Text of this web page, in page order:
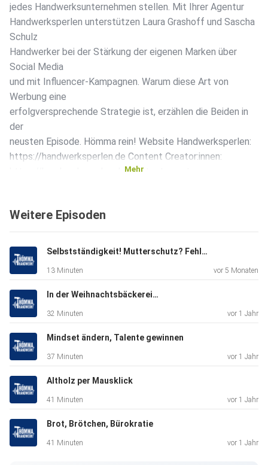
jedes Handwerksunternehmen stellen. Mit Ihrer Agentur
Handwerksperlen unterstützen Laura Grashoff und Sascha
Schulz
Handwerker bei der Stärkung der eigenen Marken über
Social Media
und mit Influencer-Kampagnen. Warum diese Art von
Werbung eine
erfolgversprechende Strategie ist, erzählen die Beiden in
der
neusten Episode. Hömma rein! Website Handwerksperlen:
https://handwerksperlen.de Content Creator:innen:
https://handwerksperlen.de/content-creator
https://www.instagram.com/handwerksperlen Linkedin
https://www.linkedin.com/company/handwerksperlen
Unsere Homepage: https://www.hwk-do.de Infos zu
Marketing &
Vertrieb: https://www.hwk-do.de/marketing-vertrieb/
Unser
https://www.instagram.com/hwkdortmund Unsere
weiteren Kanäle: https://www.hwk-do.de/digital
Mehr
Weitere Episoden
Selbstständigkeit! Mutterschutz? Fehlanzeige! NRW-Wirtschaftsministerin will gesetzliche Lücke schließen
13 Minuten vor 5 Monaten
In der Weihnachtsbäckerei…
32 Minuten vor 1 Jahr
Mindset ändern, Talente gewinnen
37 Minuten vor 1 Jahr
Altholz per Mausklick
41 Minuten vor 1 Jahr
Brot, Brötchen, Bürokratie
41 Minuten vor 1 Jahr